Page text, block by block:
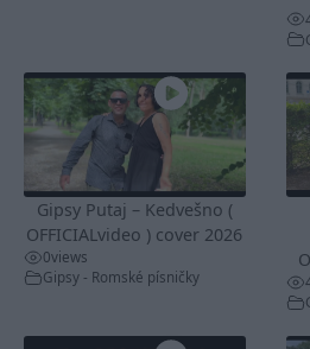
Gipsy Putaj – Kedvešno (
OFFICIALvideo ) cover 2026
0views
Gipsy - Romské písničky